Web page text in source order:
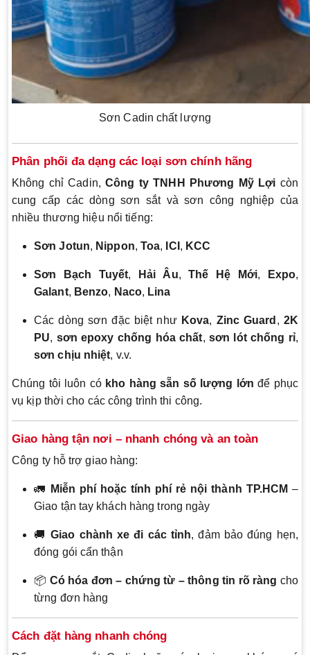
Sơn Cadin chất lượng
Phân phối đa dạng các loại sơn chính hãng
Không chỉ Cadin,Công ty TNHH Phương Mỹ Lợi còn
cung cấp các dòng sơn sắt và sơn công nghiệp của
nhiều thương hiệu nổi tiếng:
Sơn Jotun, Nippon, Toa, ICI , KCC
Sơn Bạch Tuyết, Hải Âu,Thế Hệ Mới, Expo,
Galant, Benzo, Naco, Lina
Các dòng sơn đặc biệt như Kova, Zinc Guard , 2K
PU, sơn epoxy chống hóa chất, sơn lót chống rỉ,
sơn chịu nhiệt, v.v.
Chúng tôi luôn có kho hàng sẵn số lượng lớn để phục
vụ kịp thời cho các công trình thi công.
Giao hàng tận nơi – nhanh chóng và an toàn
Công ty hỗ trợ giao hàng:
🚛 Miễn phí hoặc tính phí rẻ nội thành TP.HCM –
Giao tận tay khách hàng trong ngày
🚚Giao chành xe đi các tỉnh, đảm bảo đúng hẹn,
đóng gói cẩn thận
📦 Có hóa đơn – chứng từ – thông tin rõ ràng cho
từng đơn hàng
Cách đặt hàng nhanh chóng